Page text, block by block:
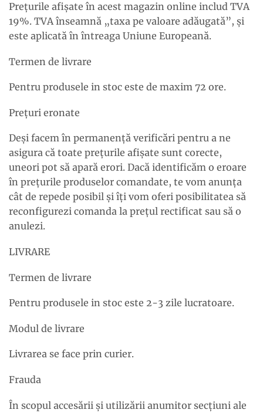
Preţurile afişate în acest magazin online includ TVA
19%. TVA înseamnă „taxa pe valoare adăugată”, şi
este aplicată în întreaga Uniune Europeană.
Termen de livrare
Pentru produsele in stoc este de maxim 72 ore.
Preţuri eronate
Deşi facem în permanenţă verificări pentru a ne
asigura că toate preţurile afişate sunt corecte,
uneori pot să apară erori. Dacă identificăm o eroare
în preţurile produselor comandate, te vom anunţa
cât de repede posibil şi îţi vom oferi posibilitatea să
reconfigurezi comanda la preţul rectificat sau să o
anulezi.
LIVRARE
Termen de livrare
Pentru produsele in stoc este 2-3 zile lucratoare.
Modul de livrare
Livrarea se face prin curier.
Frauda
În scopul accesării şi utilizării anumitor secţiuni ale